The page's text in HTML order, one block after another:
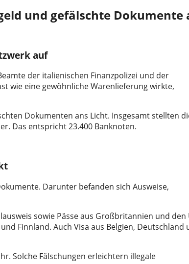
und gefälschte Dokumente
auf
der italienischen Finanzpolizei und der
wie eine gewöhnliche Warenlieferung wirkte,
Dokumenten ans Licht. Insgesamt stellten
Das entspricht 23.400 Banknoten.
Darunter befanden sich Ausweise,
sowie Pässe aus Großbritannien und den
Finnland. Auch Visa aus Belgien, Deutschland
Solche Fälschungen erleichtern illegale